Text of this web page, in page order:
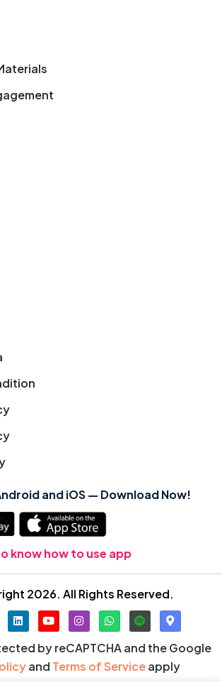
and iOS — Download Now!
know how to use app
2026. All Rights Reserved.
by reCAPTCHA and the Google
and Terms of Serviceapply